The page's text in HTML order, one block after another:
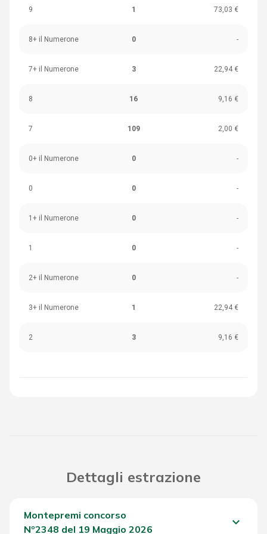
9 1 73,03 €
8+ il Numerone 0 -
7+ il Numerone 3 22,94 €
8 16 9,16 €
7 109 2,00 €
0+ il Numerone 0 -
0 0 -
1+ il Numerone 0 -
1 0 -
2+ il Numerone 0 -
3+ il Numerone 1 22,94 €
2 3 9,16 €
Dettagli estrazione
Montepremi concorso
Nº2348 del 19 Maggio 2026
keyboard_arrow_down